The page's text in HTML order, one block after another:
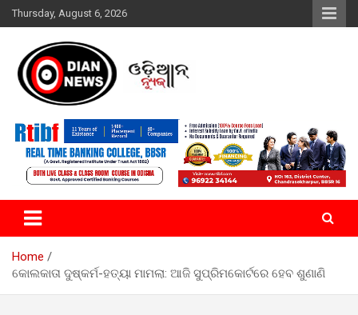
Skip
to
Thursday, August 6, 2026
ଓଡିଆନ୍ ନ୍ୟୁଜ
Home
କୋଲକାତା ଦୁଷ୍କର୍ମ-ହତ୍ୟା ମାମଲା: ଆଜି ସୁପ୍ରିମକୋର୍ଟରେ ହେବ ଶୁଣାଣି